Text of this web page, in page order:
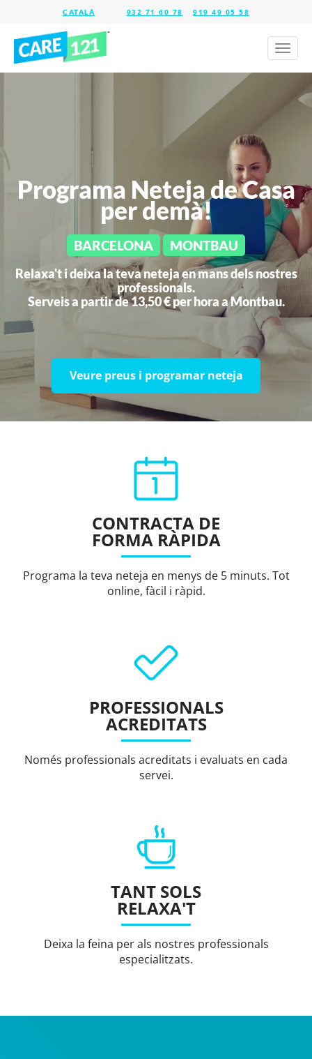
932 71 60 78 919 49 05 58
Toggle
Programa Neteja de Casa
per demà!
BARCELONA MONTBAU
Relaxa't i deixa la teva neteja en mans dels nostres
professionals.
Serveis a partir de 13,50 € per hora aMontbau.
Veure preus i programar neteja
CONTRACTA DE
FORMA RÀPIDA
Programa la teva neteja en menys de 5 minuts. Tot
online, fàcil i ràpid.
PROFESSIONALS
ACREDITATS
Només professionals acreditats i evaluats en cada
servei.
TANT SOLS
RELAXA'T
Deixa la feina per als nostres professionals
especialitzats.